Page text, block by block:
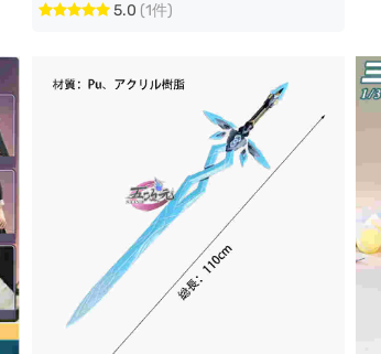
5.0 (1件)